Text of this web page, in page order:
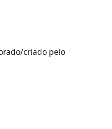
criado pelo